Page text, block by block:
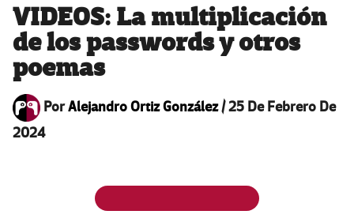
VIDEOS: La multiplicación
de los passwords y otros
poemas
PorAlejandro Ortiz González/25 De Febrero De
2024